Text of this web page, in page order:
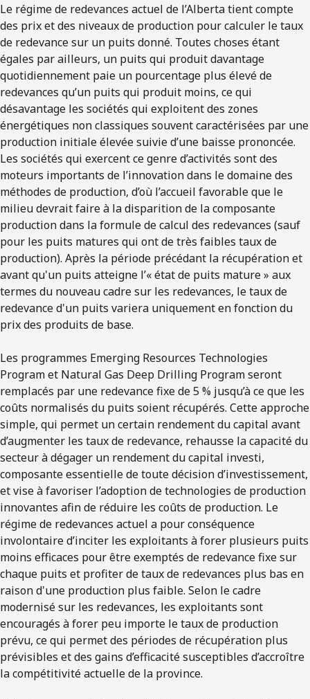
Le régime de redevances actuel de l’Alberta tient compte
des prix et des niveaux de production pour calculer le taux
de redevance sur un puits donné. Toutes choses étant
égales par ailleurs, un puits qui produit davantage
quotidiennement paie un pourcentage plus élevé de
redevances qu’un puits qui produit moins, ce qui
désavantage les sociétés qui exploitent des zones
énergétiques non classiques souvent caractérisées par une
production initiale élevée suivie d’une baisse prononcée.
Les sociétés qui exercent ce genre d’activités sont des
moteurs importants de l’innovation dans le domaine des
méthodes de production, d’où l’accueil favorable que le
milieu devrait faire à la disparition de la composante
production dans la formule de calcul des redevances (sauf
pour les puits matures qui ont de très faibles taux de
production). Après la période précédant la récupération et
avant qu'un puits atteigne l’« état de puits mature » aux
termes du nouveau cadre sur les redevances, le taux de
redevance d'un puits variera uniquement en fonction du
prix des produits de base.
Les programmes Emerging Resources Technologies
Program et Natural Gas Deep Drilling Program seront
remplacés par une redevance fixe de 5 % jusqu’à ce que les
coûts normalisés du puits soient récupérés. Cette approche
simple, qui permet un certain rendement du capital avant
d’augmenter les taux de redevance, rehausse la capacité du
secteur à dégager un rendement du capital investi,
composante essentielle de toute décision d’investissement,
et vise à favoriser l’adoption de technologies de production
innovantes afin de réduire les coûts de production. Le
régime de redevances actuel a pour conséquence
involontaire d’inciter les exploitants à forer plusieurs puits
moins efficaces pour être exemptés de redevance fixe sur
chaque puits et profiter de taux de redevances plus bas en
raison d'une production plus faible. Selon le cadre
modernisé sur les redevances, les exploitants sont
encouragés à forer peu importe le taux de production
prévu, ce qui permet des périodes de récupération plus
prévisibles et des gains d’efficacité susceptibles d’accroître
la compétitivité actuelle de la province.